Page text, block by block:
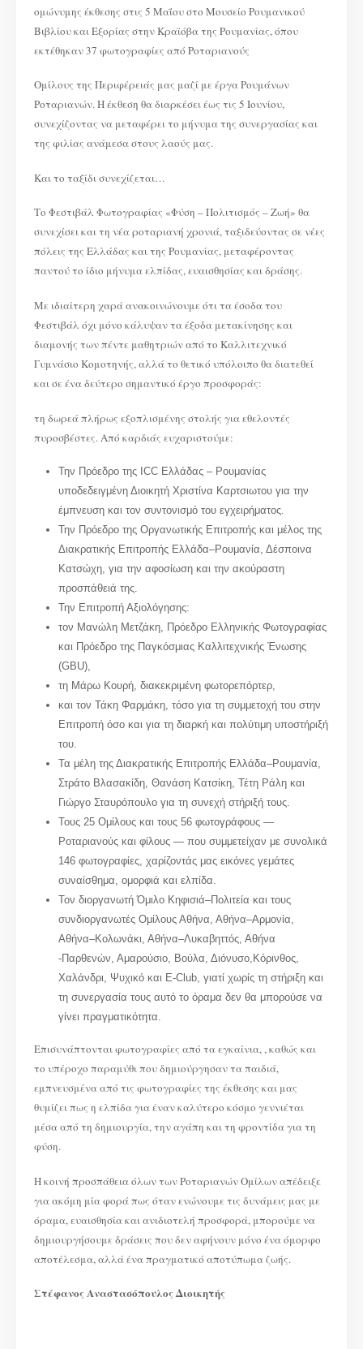
ομώνυμης έκθεσης στις 5 Μαΐου στο Μουσείο Ρουμανικού
Βιβλίου και Εξορίας στην Κραϊόβα της Ρουμανίας, όπου
εκτέθηκαν 37 φωτογραφίες από Ροταριανούς
Ομίλους της Περιφέρειάς μας μαζί με έργα Ρουμάνων
Ροταριανών. Η έκθεση θα διαρκέσει έως τις 5 Ιουνίου,
συνεχίζοντας να μεταφέρει το μήνυμα της συνεργασίας και
της φιλίας ανάμεσα στους λαούς μας.
Και το ταξίδι συνεχίζεται…
Το Φεστιβάλ Φωτογραφίας «Φύση – Πολιτισμός – Ζωή» θα
συνεχίσει και τη νέα ροταριανή χρονιά, ταξιδεύοντας σε νέες
πόλεις της Ελλάδας και της Ρουμανίας, μεταφέροντας
παντού το ίδιο μήνυμα ελπίδας, ευαισθησίας και δράσης.
Με ιδιαίτερη χαρά ανακοινώνουμε ότι τα έσοδα του
Φεστιβάλ όχι μόνο κάλυψαν τα έξοδα μετακίνησης και
διαμονής των πέντε μαθητριών από το Καλλιτεχνικό
Γυμνάσιο Κομοτηνής, αλλά το θετικό υπόλοιπο θα διατεθεί
και σε ένα δεύτερο σημαντικό έργο προσφοράς:
τη δωρεά πλήρως εξοπλισμένης στολής για εθελοντές
πυροσβέστες. Από καρδιάς ευχαριστούμε:
Την Πρόεδρο της ICC Ελλάδας – Ρουμανίας
υποδεδειγμένη Διοικητή Χριστίνα Καρτσιωτου για την
έμπνευση και τον συντονισμό του εγχειρήματος.
Την Πρόεδρο της Οργανωτικής Επιτροπής και μέλος της
Διακρατικής Επιτροπής Ελλάδα–Ρουμανία, Δέσποινα
Κατσώχη, για την αφοσίωση και την ακούραστη
προσπάθειά της.
Την Επιτροπή Αξιολόγησης:
τον Μανώλη Μετζάκη, Πρόεδρο Ελληνικής Φωτογραφίας
και Πρόεδρο της Παγκόσμιας Καλλιτεχνικής Ένωσης
(GBU),
τη Μάρω Κουρή, διακεκριμένη φωτορεπόρτερ,
και τον Τάκη Φαρμάκη, τόσο για τη συμμετοχή του στην
Επιτροπή όσο και για τη διαρκή και πολύτιμη υποστήριξή
του.
Τα μέλη της Διακρατικής Επιτροπής Ελλάδα–Ρουμανία,
Στράτο Βλασακίδη, Θανάση Κατσίκη, Τέτη Ράλη και
Γιώργο Σταυρόπουλο για τη συνεχή στήριξή τους.
Τους 25 Ομίλους και τους 56 φωτογράφους —
Ροταριανούς και φίλους — που συμμετείχαν με συνολικά
146 φωτογραφίες, χαρίζοντάς μας εικόνες γεμάτες
συναίσθημα, ομορφιά και ελπίδα.
Τον διοργανωτή Όμιλο Κηφισιά–Πολιτεία και τους
συνδιοργανωτές Ομίλους Αθήνα, Αθήνα–Αρμονία,
Αθήνα–Κολωνάκι, Αθήνα–Λυκαβηττός, Αθήνα
-Παρθενών, Αμαρούσιο, Βούλα, Διόνυσο,Κόρινθος,
Χαλάνδρι, Ψυχικό και E-Club, γιατί χωρίς τη στήριξη και
τη συνεργασία τους αυτό το όραμα δεν θα μπορούσε να
γίνει πραγματικότητα.
Επισυνάπτονται φωτογραφίες από τα εγκαίνια, , καθώς και
το υπέροχο παραμύθι που δημιούργησαν τα παιδιά,
εμπνευσμένα από τις φωτογραφίες της έκθεσης και μας
θυμίζει πως η ελπίδα για έναν καλύτερο κόσμο γεννιέται
μέσα από τη δημιουργία, την αγάπη και τη φροντίδα για τη
φύση.
Η κοινή προσπάθεια όλων των Ροταριανών Ομίλων απέδειξε
για ακόμη μία φορά πως όταν ενώνουμε τις δυνάμεις μας με
όραμα, ευαισθησία και ανιδιοτελή προσφορά, μπορούμε να
δημιουργήσουμε δράσεις που δεν αφήνουν μόνο ένα όμορφο
αποτέλεσμα, αλλά ένα πραγματικό αποτύπωμα ζωής.
Στέφανος Αναστασόπουλος Διοικητής